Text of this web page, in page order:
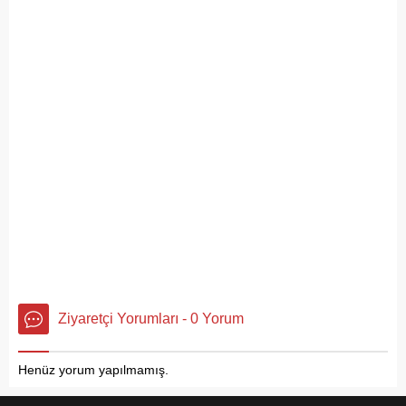
Ziyaretçi Yorumları - 0 Yorum
Henüz yorum yapılmamış.